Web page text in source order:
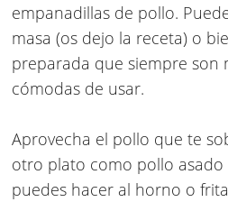
empanadillas de pollo.
masa (os dejo la receta) o
preparada que siempre son
cómodas de usar.
Aprovecha el pollo que te
otro plato como pollo asado
puedes hacer al horno o